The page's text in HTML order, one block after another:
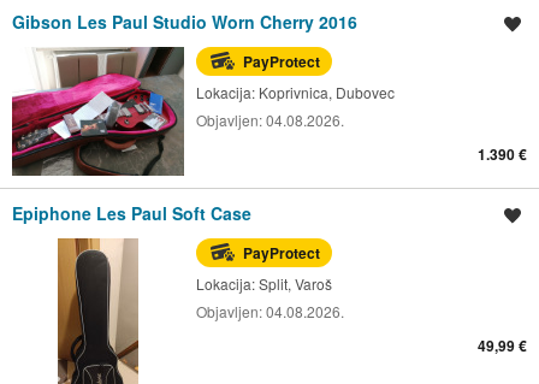
Gibson Les Paul Studio Worn Cherry 2016
PayProtect
Lokacija: Koprivnica, Dubovec
Objavljen:04.08.2026.
1.390 €
Epiphone Les Paul Soft Case
PayProtect
Lokacija:Split, Varoš
Objavljen:04.08.2026.
49,99 €